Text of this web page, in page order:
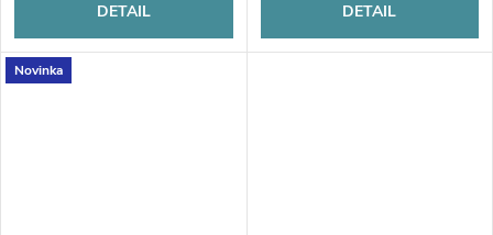
DETAIL DETAIL
Novinka